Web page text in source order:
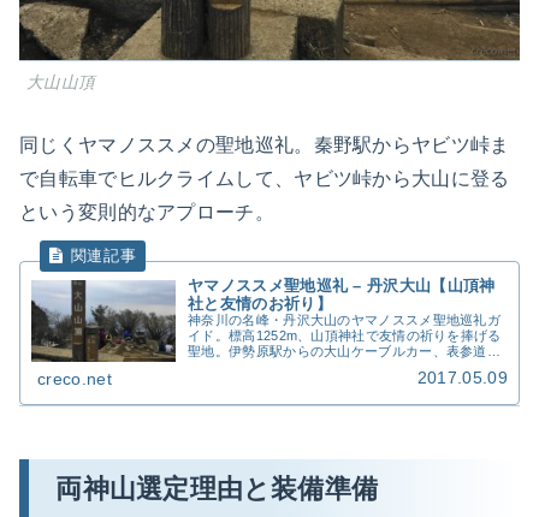
大山山頂
同じくヤマノススメの聖地巡礼。秦野駅からヤビツ峠ま
で自転車でヒルクライムして、ヤビツ峠から大山に登る
という変則的なアプローチ。
ヤマノススメ聖地巡礼 – 丹沢大山【山頂神
社と友情のお祈り】
神奈川の名峰・丹沢大山のヤマノススメ聖地巡礼ガ
イド。標高1252m、山頂神社で友情の祈りを捧げる
聖地。伊勢原駅からの大山ケーブルカー、表参道コ
介します。関東百名山の一座、神奈川を代表する登
creco.net 2017.05.09
両神山選定理由と装備準備